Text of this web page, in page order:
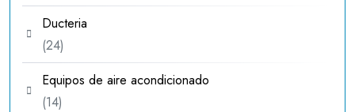
productos
Ducteria
2424
productos
Equipos de aire acondicionado
1414